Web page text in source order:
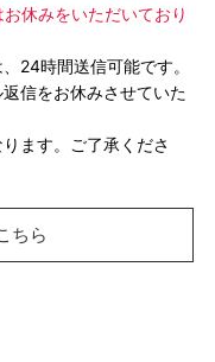
休みをいただいており
24時間送信可能です。
信をお休みさせていた
ます。ご了承くださ
ちら